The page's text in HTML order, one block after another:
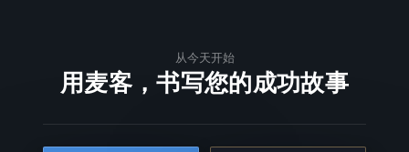
从今天开始
用麦客，书写您的成功故事